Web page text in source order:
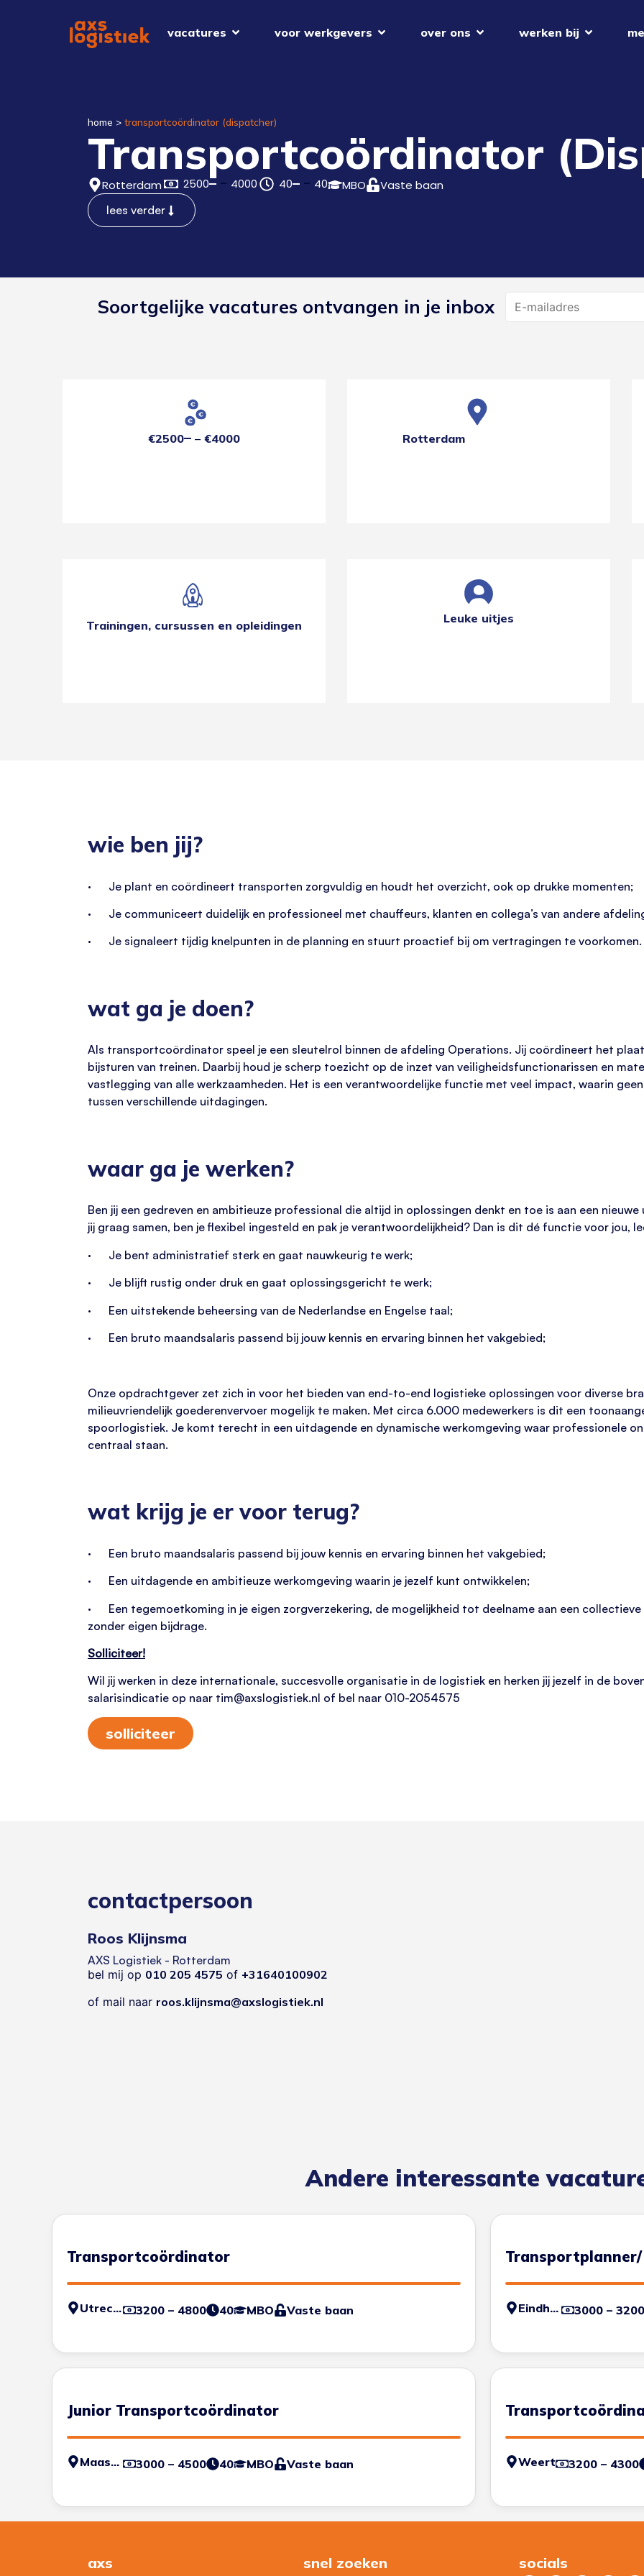
vacatures voor werkgevers over ons werken bij
home > transportcoördinator (dispatcher)
Transportcoördinator
Rotterdam 2500 4000 40 40 MBO Vaste baan
lees verder
Soortgelijke vacatures ontvangen in je inbox
€2500 €4000 Rotterdam
Trainingen, cursussen en opleidingen Leuke uitjes
wie ben jij?
· Je plant en coördineert transporten zorgvuldig en houdt het overzicht, ook op drukke momenten;
· Je communiceert duidelijk en professioneel met chauffeurs, klanten en collega’s van andere
· Je signaleert tijdig knelpunten in de planning en stuurt proactief bij om vertragingen te voorkomen.
wat ga je doen?
Als transportcoördinator speel je een sleutelrol binnen de afdeling Operations. Jij coördineert het
bijsturen van treinen. Daarbij houd je scherp toezicht op de inzet van veiligheidsfunctionarissen en
vastlegging van alle werkzaamheden. Het is een verantwoordelijke functie met veel impact, waarin
tussen verschillende uitdagingen.
waar ga je werken?
Ben jij een gedreven en ambitieuze professional die altijd in oplossingen denkt en toe is aan een
jij graag samen, ben je flexibel ingesteld en pak je verantwoordelijkheid? Dan is dit dé functie voor jou,
· Je bent administratief sterk en gaat nauwkeurig te werk;
· Je blijft rustig onder druk en gaat oplossingsgericht te werk;
· Een uitstekende beheersing van de Nederlandse en Engelse taal;
· Een bruto maandsalaris passend bij jouw kennis en ervaring binnen het vakgebied;
Onze opdrachtgever zet zich in voor het bieden van end-to-end logistieke oplossingen voor diverse
milieuvriendelijk goederenvervoer mogelijk te maken. Met circa 6.000 medewerkers is dit een
spoorlogistiek. Je komt terecht in een uitdagende en dynamische werkomgeving waar professionele
centraal staan.
wat krijg je er voor terug?
· Een bruto maandsalaris passend bij jouw kennis en ervaring binnen het vakgebied;
· Een uitdagende en ambitieuze werkomgeving waarin je jezelf kunt ontwikkelen;
· Een tegemoetkoming in je eigen zorgverzekering, de mogelijkheid tot deelname aan een
zonder eigen bijdrage.
Solliciteer!
Wil jij werken in deze internationale, succesvolle organisatie in de logistiek en herken jij jezelf in de
salarisindicatie op naar tim@axslogistiek.nl of bel naar 010-2054575
solliciteer
contactpersoon
Roos Klijnsma
AXS Logistiek - Rotterdam
bel mij op 010 205 4575 of +31640100902
of mail naar roos.klijnsma@axslogistiek.nl
Andere interessante
Transportcoördinator
Utrecht 3200 – 4800 40 MBO Vaste baan Eindhoven 3000 – 3200
Junior Transportcoördinator
Maastricht 3000 – 4500 40 MBO Vaste baan Weert 3200 – 4300
axs snel zoeken socials